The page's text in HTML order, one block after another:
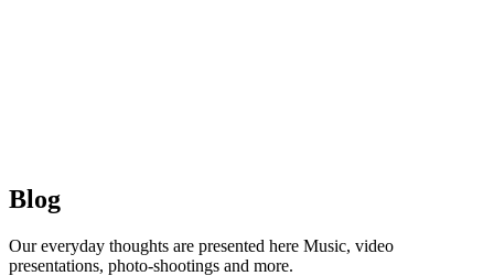
Blog
Our everyday thoughts are presented here Music, video
presentations, photo-shootings and more.